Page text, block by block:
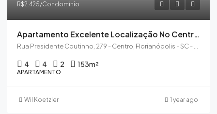
R$2.425/Condomínio
Apartamento Excelente Localização No Centro De Florianópolis Com 4 Dormitórios, Todo Mobiliado, Pronto Para Morar
Rua Presidente Coutinho, 279 - Centro, Florianópolis - SC - Centro, Florianópolis - SC, 88015-230
4 4 2 153m²
APARTAMENTO
Wil Koetzler 1 year ago